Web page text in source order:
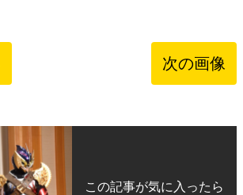
次の画像
この記事が気に入ったら